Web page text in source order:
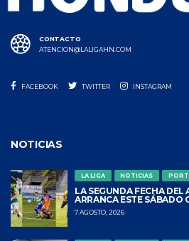
CONTACTO
ATENCION@LALIGAHN.COM
FACEBOOK TWITTER INSTAGRAM
NOTICIAS
LA LIGA NOTICIAS
LA SEGUNDA FECHA
ARRANCA ESTE SÁBADO
7 AGOSTO, 2026